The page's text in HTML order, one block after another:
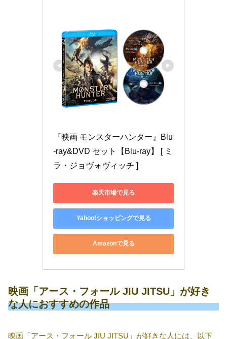
『映画 モンスターハンター』Blu
-ray&DVD セット【Blu-ray】 [ ミ
ラ・ジョヴォヴィッチ ]
楽天市場で見る
Yahoo!ショッピングで見る
Amazonで見る
映画「アース・フォール JIU JITSU」が好き
な人におすすめの作品
映画「アース・フォール JIU JITSU」が好きな人には、以下